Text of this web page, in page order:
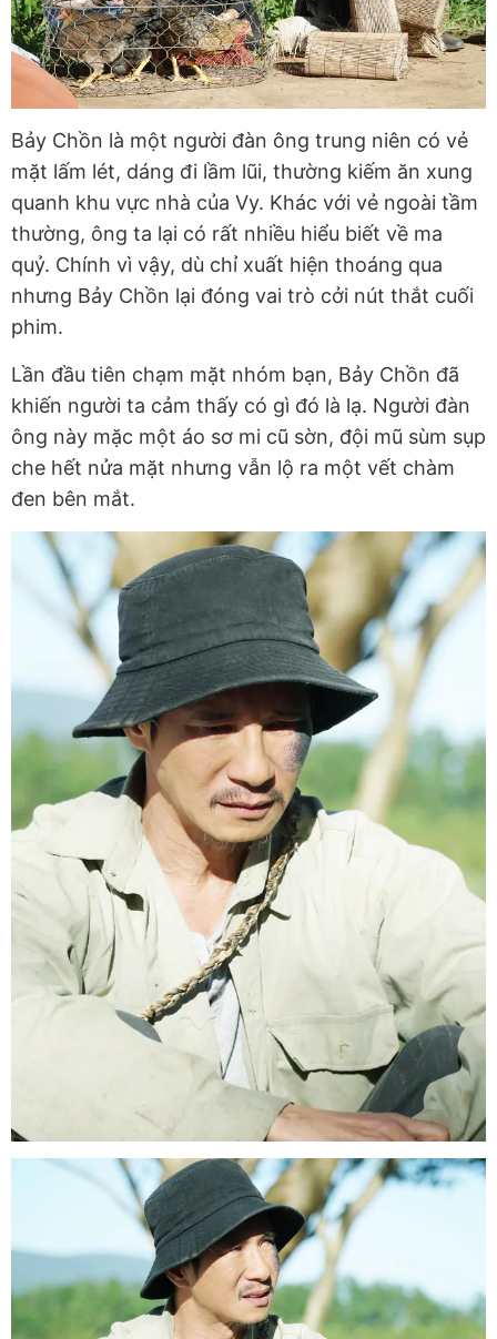
Bảy Chồn là một người đàn ông trung niên có vẻ
mặt lấm lét, dáng đi lầm lũi, thường kiếm ăn xung
quanh khu vực nhà của Vy. Khác với vẻ ngoài tầm
thường, ông ta lại có rất nhiều hiểu biết về ma
quỷ. Chính vì vậy, dù chỉ xuất hiện thoáng qua
nhưng Bảy Chồn lại đóng vai trò cởi nút thắt cuối
phim.
Lần đầu tiên chạm mặt nhóm bạn, Bảy Chồn đã
khiến người ta cảm thấy có gì đó là lạ. Người đàn
ông này mặc một áo sơ mi cũ sờn, đội mũ sùm sụp
che hết nửa mặt nhưng vẫn lộ ra một vết chàm
đen bên mắt.